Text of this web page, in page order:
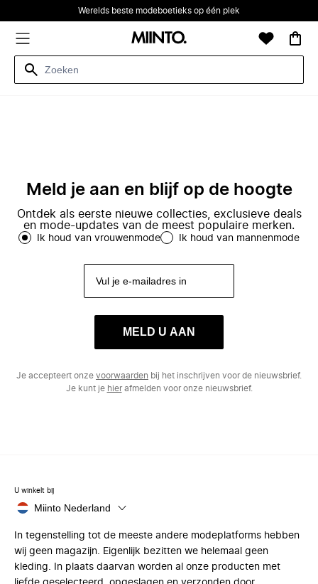
Werelds beste modeboetieks op één plek
Meld je aan en blijf op de hoogte
Ontdek als eerste nieuwe collecties, exclusieve deals
en mode-updates van de meest populaire merken.
Ik houd van vrouwenmode Ik houd van mannenmode
MELD U AAN
Je accepteert onze voorwaarden bij het inschrijven voor de nieuwsbrief.
Je kunt je hierafmelden voor onze nieuwsbrief.
U winkelt bij
Miinto Nederland
In tegenstelling tot de meeste andere modeplatforms hebben
wij geen magazijn. Eigenlijk bezitten we helemaal geen
kleding. In plaats daarvan worden al onze producten met